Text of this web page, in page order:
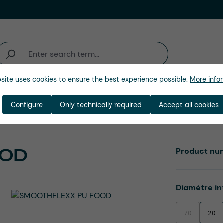
Entreprise
Select
Diamètre
70(This option
20
Product
uses cookies to ensure the best experience possible. More
Only technically required
Configure Accept all cookies